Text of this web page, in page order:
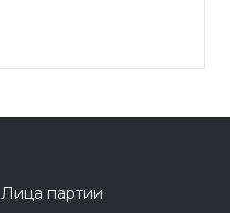
Лица партии